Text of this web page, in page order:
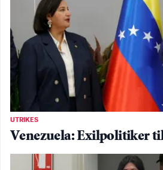
UTRIKES
Venezuela: Exilpolitiker